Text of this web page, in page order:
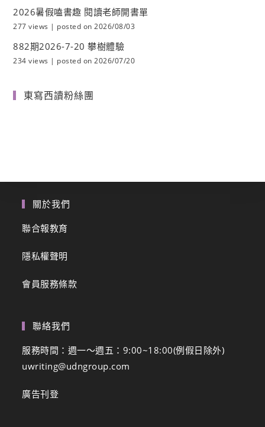
2026暑假嗑書趣 閱讀老師開書單
277 views | posted on 2026/08/03
882期2026-7-20 攀樹體驗
234 views | posted on 2026/07/20
東寫西讀粉絲團
關於我們
聯合報教育
隱私權聲明
會員服務條款
聯絡我們
服務時間：週一～週五：9:00~18:00(例假日除外)
uwriting@udngroup.com
廣告刊登